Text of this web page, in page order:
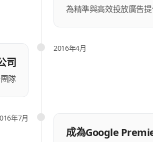
為精準與高效投放廣告
2016年4月
司
隊
年7月
成為Google